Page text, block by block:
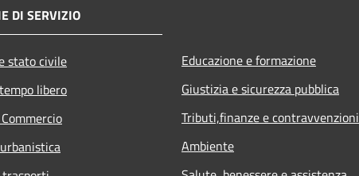
DI SERVIZIO
stato civile
libero
Educazione e formazione
Giustizia e sicurezza pubblica
Tributi,finanze e contravvenzioni
Ambiente